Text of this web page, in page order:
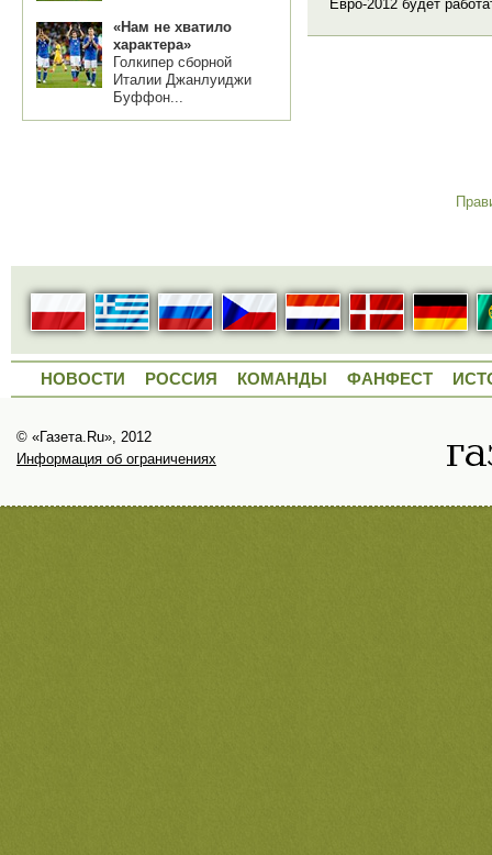
«Нам не хватило
характера»
Голкипер сборной
Италии Джанлуиджи
Буффон...
Евро-2012 будет
НОВОСТИ РОССИЯ КОМАНДЫ ФАНФЕСТ
© «Газета.Ru», 2012
Информация об ограничениях